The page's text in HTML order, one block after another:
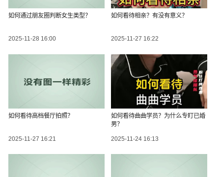
如何通过朋友圈判断女生类型？
2025-11-28 16:00
如何看待相亲？有没有意义？
2025-11-27 16:22
如何看待高档餐厅拍照？
2025-11-27 16:21
如何看待曲曲学员？为什么专盯已婚
男？
2025-11-24 16:13